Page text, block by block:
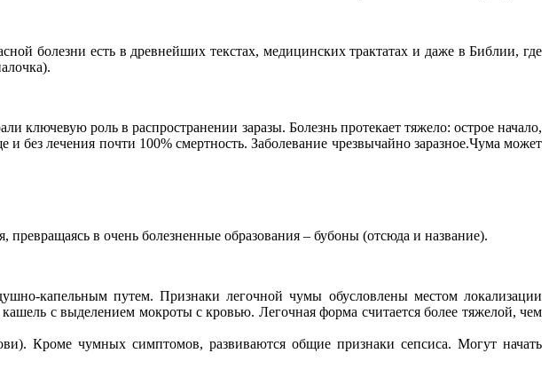
болезни есть в древнейших текстах, медицинских трактатах и даже в Библии, где
ключевую роль в распространении заразы. Болезнь протекает тяжело: острое начало,
лечения почти 100% смертность. Заболевание чрезвычайно заразное.Чума может
в очень болезненные образования – бубоны (отсюда и название).
капельным путем. Признаки легочной чумы обусловлены местом локализации
с выделением мокроты с кровью. Легочная форма считается более тяжелой, чем
Кроме чумных симптомов, развиваются общие признаки сепсиса. Могут начать